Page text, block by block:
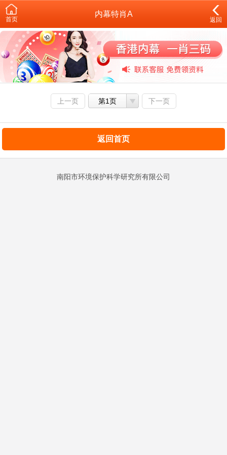
首页
内幕特肖A
返回
上一页 第1页 下一页
返回首页
南阳市环境保护科学研究所有限公司